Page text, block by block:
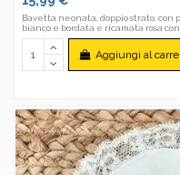
Bavetta neonata, doppio strato, con
bianco e bordata e ricamata rosa
Aggiungi al